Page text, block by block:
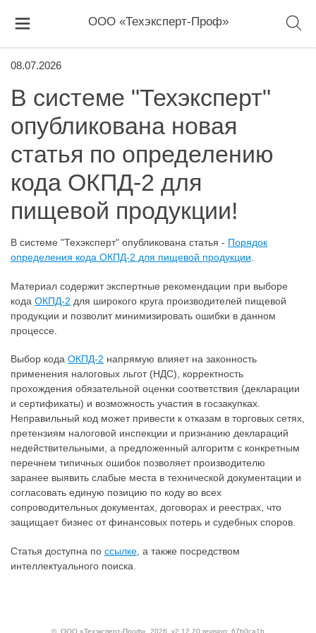
ООО «Техэксперт-Проф»
08.07.2026
В системе "Техэксперт"
опубликована новая
статья по определению
кода ОКПД-2 для
пищевой продукции!
В системе "Техэксперт" опубликована статья - Порядок
определения кода ОКПД-2 для пищевой продукции
Материал содержит экспертные рекомендации при выборе
кода ОКПД-2 для широкого круга производителей пищевой
продукции и позволит минимизировать ошибки в данном
процессе.
Выбор кода ОКПД-2 напрямую влияет на законность
применения налоговых льгот (НДС), корректность
прохождения обязательной оценки соответствия (декларации
и сертификаты) и возможность участия в госзакупках.
Неправильный код может привести к отказам в торговых сетях,
претензиям налоговой инспекции и признанию деклараций
недействительными, а предложенный алгоритм с конкретным
перечнем типичных ошибок позволяет производителю
заранее выявить слабые места в технической документации и
согласовать единую позицию по коду во всех
сопроводительных документах, договорах и реестрах, что
защищает бизнес от финансовых потерь и судебных споров.
Статья доступна по ссылке , а также посредством
интеллектуального поиска.
© ООО «Техэксперт-Проф» , 2026, v2.12.20 revision: 67b0ca1b